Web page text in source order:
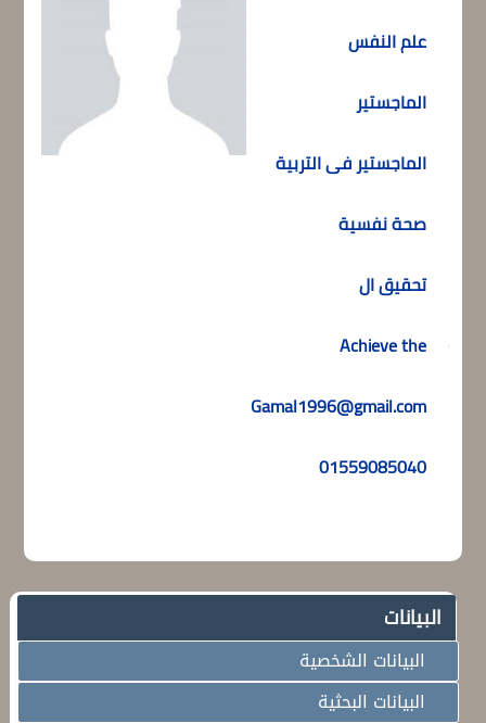
علم النفس
الماجستير
الماجستير فى التربية
صحة نفسية
تحقيق ال
Achieve the
Gamal1996@gmail.com
01559085040
البيانات
البيانات الشخصية
البيانات البحثية